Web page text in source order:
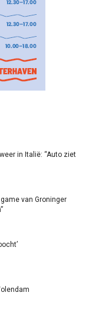
in Italië: “Auto ziet
van Groninger